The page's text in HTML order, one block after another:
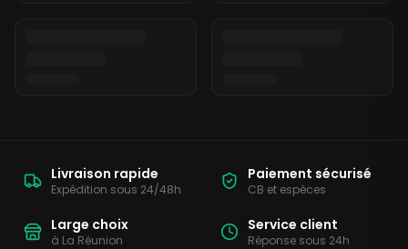
Livraison rapide
Expédition sous 24/48h
Paiement sécurisé
CB et espèces
Large choix
à La Réunion
Service client
Réponse sous 24h